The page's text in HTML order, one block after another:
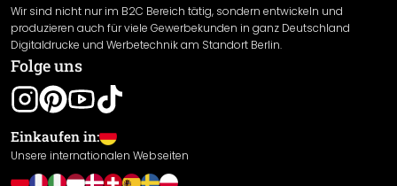
Widerrufsrecht
Datenschutzerklärung
Gewährleistung
Leistungserklärung / CE-Zeichen
Cookie Einstellungen
Wir sind nicht nur im B2C Bereich tätig, sondern entwickeln und
produzieren auch für viele Gewerbekunden in ganz Deutschland
Digitaldrucke und Werbetechnik am Standort Berlin.
Folge uns
Einkaufen in:
Unsere internationalen Webseiten